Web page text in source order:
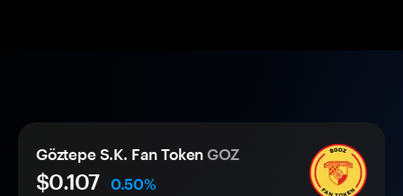
Göztepe S.K. Fan Token GOZ
$0.107
0.50%